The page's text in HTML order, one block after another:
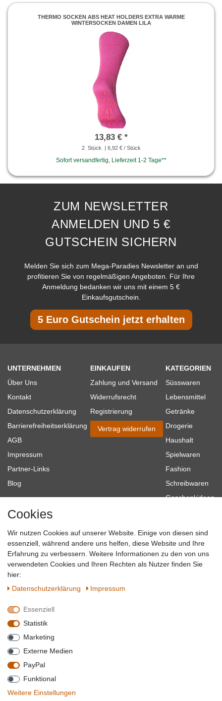
THERMO SOCKEN ABS HEAT HOLDERS EXTRA WARME
WINTERSOCKEN DAMEN LILA
13,83 € *
2 Stück | 6,92 € / Stück
Sofort versandfertig, Lieferzeit 1-2 Tage**
ZUM NEWSLETTER
ANMELDEN UND 5 €
GUTSCHEIN SICHERN
Melden Sie sich zum Mega-Paradies Newsletter an und
profitieren Sie von regelmäßigen Angeboten. Für Ihre
Anmeldung bedanken wir uns mit einem 5 €
Einkaufsgutschein.
5 Euro Gutschein jetzt erhalten
UNTERNEHMEN
Über Uns
Kontakt
Datenschutzerklärung
Barrierefreiheitserklärung
AGB
Impressum
Partner-Links
Blog
EINKAUFEN
Zahlung und Versand
Widerrufsrecht
Registrierung
Vertrag widerrufen
KATEGORIEN
Süsswaren
Lebensmittel
Getränke
Drogerie
Haushalt
Spielwaren
Fashion
Schreibwaren
Geschenkideen
Topmarken
SICHER EINKAUFEN
QUALITÄT
WIR AKZEPTIEREN
*Alle Preise verstehen sich inkl. MwSt. zzgl. Versandkosten. **Gilt für Lieferungen
innerhalb deutschlands, Lieferzeiten für andere Länder entnehmen Sie bitte der
Cookies
Wir nutzen Cookies auf unserer Website. Einige von diesen sind
essenziell, während andere uns helfen, diese Website und Ihre
Erfahrung zu verbessern. Weitere Informationen zu den von uns
verwendeten Cookies und Ihren Rechten als Nutzer finden Sie
hier:
Daten­schutz­erklärung
Impressum
Essenziell
Statistik
Marketing
Externe Medien
PayPal
Funktional
Weitere Einstellungen